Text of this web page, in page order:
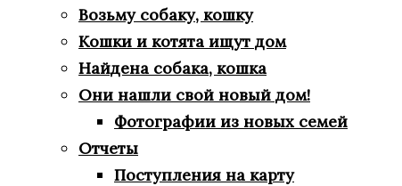
Возьму собаку, кошку
Кошки и котята ищут дом
Найдена собака, кошка
Они нашли свой новый дом!
Фотографии из новых семей
Отчеты
Поступления на карту